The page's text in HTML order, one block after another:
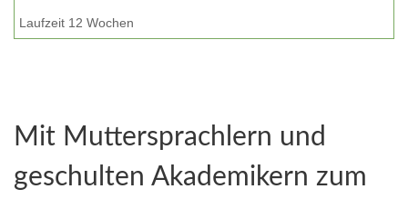
Laufzeit 12 Wochen
Mit Muttersprachlern und
geschulten Akademikern zum